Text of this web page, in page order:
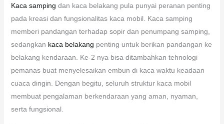
Kaca samping dan kaca belakang pula punyai peranan penting
pada kreasi dan fungsionalitas kaca mobil. Kaca samping
memberi pandangan terhadap sopir dan penumpang samping,
sedangkan kaca belakang penting untuk berikan pandangan ke
belakang kendaraan. Ke-2 nya bisa ditambahkan tehnologi
pemanas buat menyelesaikan embun di kaca waktu keadaan
cuaca dingin. Dengan begitu, seluruh struktur kaca mobil
membuat pengalaman berkendaraan yang aman, nyaman,
serta fungsional.